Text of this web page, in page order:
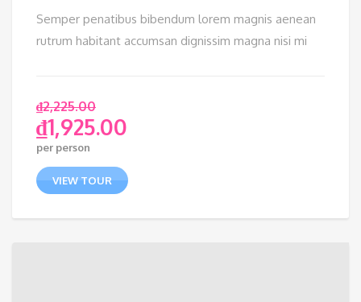
Semper penatibus bibendum lorem magnis aenean
rutrum habitant accumsan dignissim magna nisi mi
₫2,225.00
₫1,925.00
per person
VIEW TOUR